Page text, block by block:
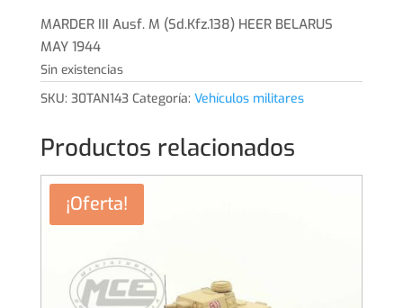
original
26,99€.
actual
22,99€.
MARDER III Ausf. M (Sd.Kfz.138) HEER BELARUS
MAY 1944
Sin existencias
SKU: 30TAN143 Categoría: Vehículos militares
Productos relacionados
¡Oferta!